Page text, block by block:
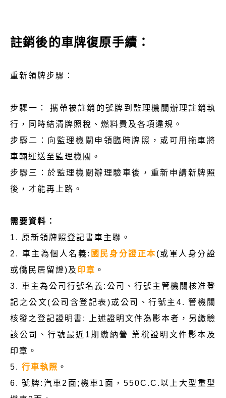
註銷後的車牌復原手續：
重新領牌步驟：
步驟一： 攜帶被註銷的號牌到監理機關辦理註銷執
行，同時結清牌照稅、燃料費及各項違規。
步驟二：向監理機關申領臨時牌照，或可用拖車將
車輛運送至監理機關。
步驟三：於監理機關辦理驗車後，重新申請新牌照
後，才能再上路。
需要資料：
1. 原新領牌照登記書車主聯。
2. 車主為個人名義: 國民身分證正本(或軍人身分證
或僑民居留證)及 印章 。
3. 車主為公司行號名義:公司、行號主管機關核准登
記之公文(公司含登記表)或公司、行號主4. 管機關
核發之登記證明書; 上述證明文件為影本者，另繳驗
該公司、行號最近1期繳納營 業稅證明文件影本及
印章。
5. 行車執照 。
6. 號牌:汽車2面;機車1面，550C.C.以上大型重型